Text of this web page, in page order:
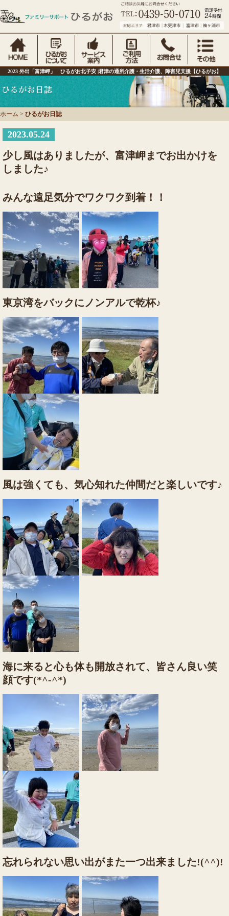
2023 外出「富津岬」 ひるがお北子安 |君津の通所介護・生活介護、障害児支援【ひるがお】
ホーム > ひるがお日誌
2023.05.24
少し風はありましたが、富津岬までお出かけを
しました♪
みんな遠足気分でワクワク到着！！
東京湾をバックにノンアルで乾杯♪
風は強くても、気心知れた仲間だと楽しいです♪
海に来ると心も体も開放されて、皆さん良い笑
顔です(*^-^*)
忘れられない思い出がまた一つ出来ました!(^^)!